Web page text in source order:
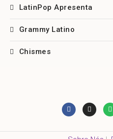
LatinPop Apresenta
Grammy Latino
Chismes